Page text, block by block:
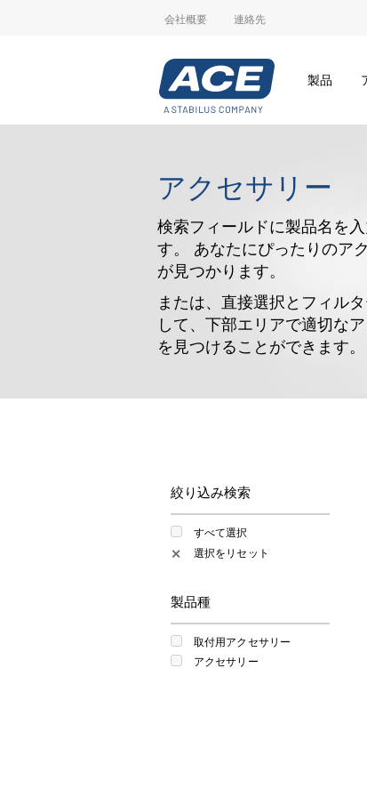
会社概要 連絡先
製品
アクセサリー
検索フィールドに製品名を入
す。 あなたにぴったりのア
が見つかります。
または、直接選択とフィル
して、下部エリアで適切な
を見つけることができます。
絞り込み検索
すべて選択
✕ 選択をリセット
製品種
取付用アクセサリー
アクセサリー